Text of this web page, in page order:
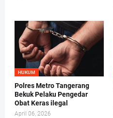
HUKUM
Polres Metro Tangerang
Bekuk Pelaku Pengedar
Obat Keras ilegal
April 06, 2026